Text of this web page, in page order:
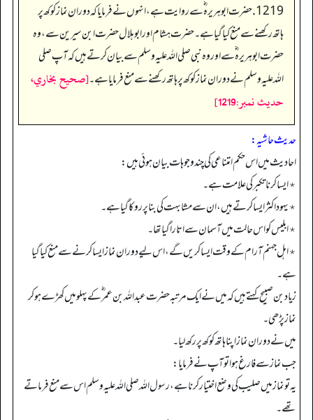
1219. حضرت ابوہریرہ ؓ سے روایت ہے، انہوں نے فرمایا کہ دوران نماز کوکھ پر
ہاتھ رکھنے سے منع کیا گیا ہے۔ حضرت ہشام اور ابو ہلال حضرت ابن سیرین سے، وہ
حضرت ابوہریرہ ؓ سے اور وہ نبی صلی اللہ علیہ وسلم سے بیان کرتے ہیں کہ آپ صلی
اللہ علیہ وسلم نے دوران نماز کوکھ پر ہاتھ رکھنے سے منع فرمایا ہے۔[صحيح بخاري،
حديث نمبر:1219]
حدیث حاشیہ:
احادیث میں اس حکم امتناعی کی چند وجوہات بیان ہوئی ہیں:
٭ ایسا کرنا تکبر کی علامت ہے۔
٭ یہود اکثر ایسا کرتے ہیں، ان سے مشابہت کی بنا پر روکا گیا ہے۔
٭ ابلیس کو اس حالت میں آسمان سے اتارا گیا تھا۔
٭ اہل جہنم آرام کے وقت ایسا کریں گے، اس لیے دوران نماز ایسا کرنے سے منع کیا گیا
ہے۔
زیاد بن صبیح کہتے ہیں کہ میں نے ایک مرتبہ حضرت عبداللہ بن عمر ؓ کے پہلو میں کھڑے ہو کر
نماز پڑھی۔
میں نے دوران نماز اپنا ہاتھ کوکھ پر رکھ لیا۔
جب نماز سے فارغ ہوا تو آپ نے فرمایا:
یہ تو نماز میں صلیب کی وضع اختیار کرنا ہے، رسول اللہ صلی اللہ علیہ وسلم اس سے منع فرماتے
تھے۔